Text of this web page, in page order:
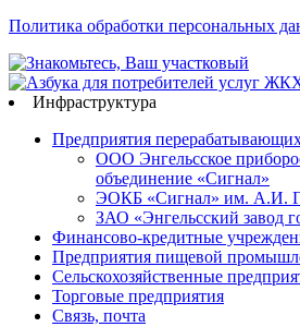
Политика обработки персональных
Инфраструктура
Предприятия
ООО Энгельсское
объединение «Сигнал»
ЭОКБ «Сигнал» им. А.И.
ЗАО «Энгельсский завод
Финансово-кредитные
Предприятия пищевой
Сельскохозяйственные
Торговые предприятия
Связь, почта